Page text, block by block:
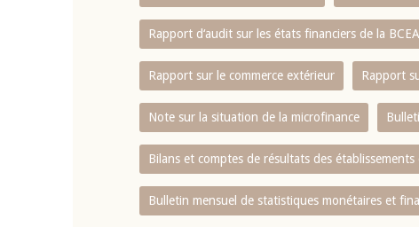
Rapport d‘audit sur les états financiers de la
Rapport sur le commerce extérieur Rapport
Note sur la situation de la microfinance
Bilans et comptes de résultats des établissements
Bulletin mensuel de statistiques monétaires et